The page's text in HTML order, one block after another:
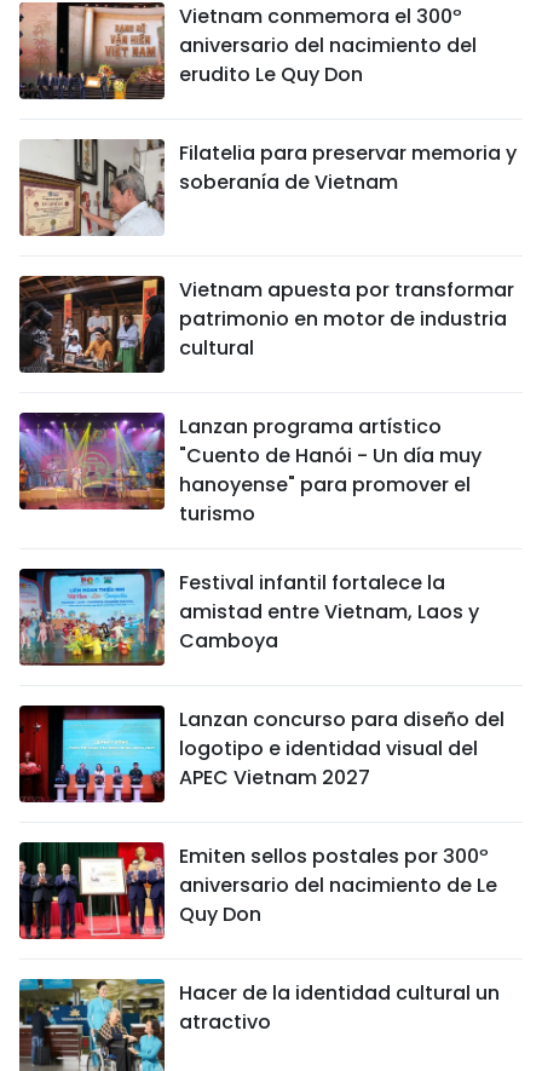
Vietnam conmemora el 300º
aniversario del nacimiento del
erudito Le Quy Don
Filatelia para preservar memoria y
soberanía de Vietnam
Vietnam apuesta por transformar
patrimonio en motor de industria
cultural
Lanzan programa artístico
"Cuento de Hanói - Un día muy
hanoyense" para promover el
turismo
Festival infantil fortalece la
amistad entre Vietnam, Laos y
Camboya
Lanzan concurso para diseño del
logotipo e identidad visual del
APEC Vietnam 2027
Emiten sellos postales por 300º
aniversario del nacimiento de Le
Quy Don
Hacer de la identidad cultural un
atractivo